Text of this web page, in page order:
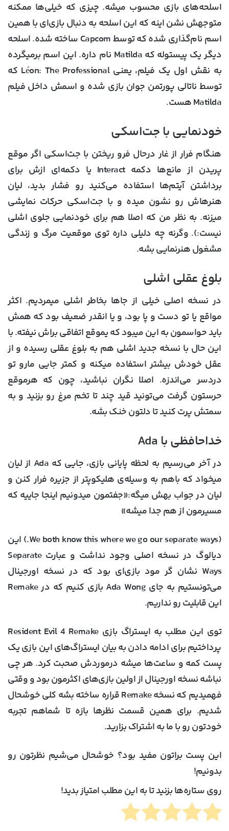
اسلحه‌های بازی محسوب میشه. چیزی که خیلی‌ها ممکنه
متوجهش نشن اینه که این اسلحه به دنبال بازی‌ای با همین
اسم نام‌گذاری شده که توسط Capcom ساخته شده. اسلحه
دیگر یک پیستوله که Matilda نام داره. این اسم برمیگرده
به نقش اول یک فیلم، یعنی Léon: The Professional که
توسط ناتالی پورتمن جوان بازی شده و اسمش داخل فیلم
Matilda هست.
خودنمایی با جت‌اسکی
هنگام فرار از غار درحال فرو ریختن با جت‌اسکی اگر موقع
پریدن از مانع‌ها دکمه Interact یا دکمه‌ای ازش برای
برداشتن آیتم‌ها استفاده می‌کنید رو فشار بدید، لیان
هنرهاش رو نشون میده و با جت‌اسکی حرکات نمایشی
میزنه. به نظر من که اصلا هم برای خودنمایی جلوی اشلی
نیست:). وگرنه چه دلیلی داره توی موقعیت مرگ و زندگی
مشغول هنرنمایی بشه.
بلوغ عقلی اشلی
در نسخه اصلی خیلی از جاها بخاطر اشلی میمردیم. اکثر
مواقع یا تو دست و پا بود، و یا انقدر ضعیف بود که همش
باید حواسمون به این میبود که یموقع اتفاقی براش نیفته. با
این حال با نسخه جدید اشلی هم به بلوغ عقلی رسیده و از
عقل خودش بیشتر استفاده میکنه و کمتر جایی مارو تو
دردسر می‌اندزه. اصلا نگران نباشید، چون که هرموقع
حرستون گرفت می‌تونید قید چند تا تخم مرغ رو بزنید و به
سمتش پرت کنید تا دلتون خنک بشه.
خداحافظی با Ada
در آخر می‌رسیم به لحظه پایانی بازی، جایی که Ada از لیان
میخواد که باهم به وسیله‌ی هلیکوپتر از جزیره فرار کنن و
لیان در جواب بهش میگه:«جفتمون میدونیم اینجا جاییه که
مسیرمون از هم جدا میشه»
(We both know this where we go our separate ways.) این
دیالوگ در نسخه اصلی وجود نداشت و عبارت Separate
Ways نشان گر مود بازی‌ای بود که در نسخه اورجینال
می‌تونستیم به جای Ada Wong بازی کنیم که در Remake
این قابلیت رو نداریم.
توی این مطلب به ایستراگ‌ بازی Resident Evil 4 Remake
پرداختیم برای ادامه دادن به بیان ایستراگ‌های این بازی یک
پست کمه و ساعت‌ها میشه درموردش صحبت کرد. هر چی
نباشه نسخه اورجینال از اولین بازی‌های اکثرمون بود و وقتی
فهمیدیم که نسخه Remake قراره ساخته بشه کلی خوشحال
شدیم. برای همین قسمت نظرها بازه تا شماهم تجربه
خودتون رو با ما به اشتراک بزارید.
این پست براتون مفید بود؟ خوشحال می‌شیم نظرتون رو
بدونیم!
روی ستاره‌ها بزنید تا به این مطلب امتیاز بدید!